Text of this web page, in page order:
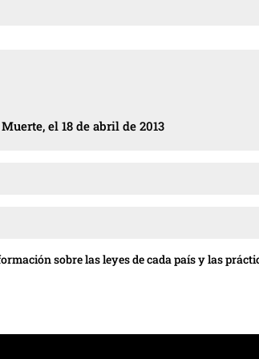
el 18 de abril de 2013
sobre las leyes de cada país y las